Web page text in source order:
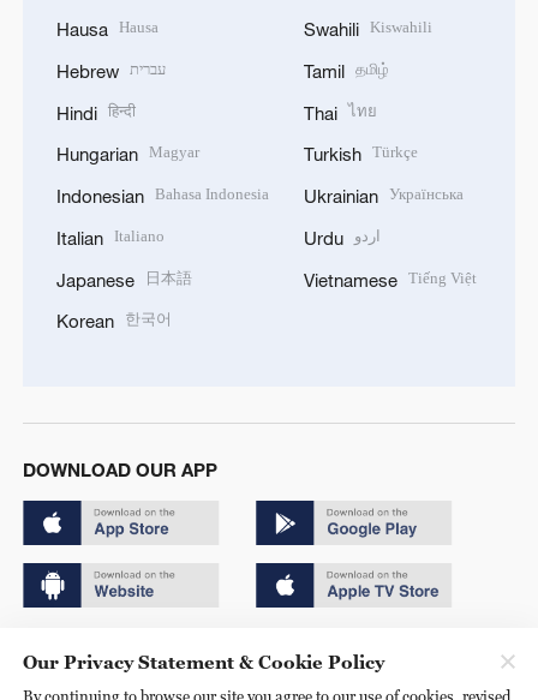
Hausa Hausa
Hebrew עברית
Hindi हिन्दी
Hungarian Magyar
Indonesian Bahasa Indonesia
Italian Italiano
Japanese 日本語
Korean 한국어
Swahili Kiswahili
Tamil தமிழ்
Thai ไทย
Turkish Türkçe
Ukrainian Українська
Urdu اردو
Vietnamese Tiếng Việt
DOWNLOAD OUR APP
京ICP备20000184号
Our Privacy Statement & Cookie Policy
By continuing to browse our site you agree to our use of cookies, revised